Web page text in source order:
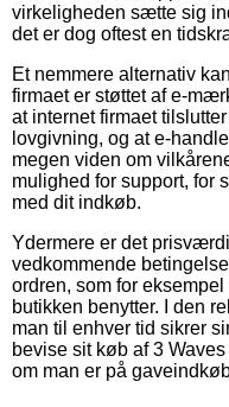
virkeligheden sætte sig
det er dog oftest en
Et nemmere alternativ
firmaet er støttet af e-
at internet firmaet
lovgivning, og at e-
megen viden om
mulighed for support, for
med dit indkøb.
Ydermere er det
vedkommende
ordren, som for
butikken benytter. I den
man til enhver tid sikrer
bevise sit køb af 3
om man er på